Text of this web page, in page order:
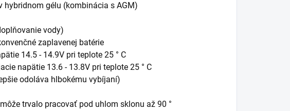
hybridnom gélu (kombinácia s AGM)
vody)
zaplavenej batérie
14.5 - 14.9V pri teplote 25 ° C
napätie 13.6 - 13.8V pri teplote 25 ° C
odoláva hlbokému vybíjaní)
trvalo pracovať pod uhlom sklonu až 90 °